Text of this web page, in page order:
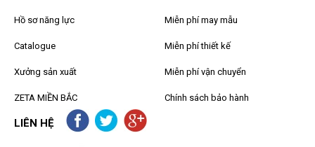
Hồ sơ năng lực
Catalogue
Xưởng sản xuất
ZETA MIỀN BẮC
Miễn phí may mẫu
Miễn phí thiết kế
Miễn phí vận chuyển
Chính sách bảo hành
LIÊN HỆ